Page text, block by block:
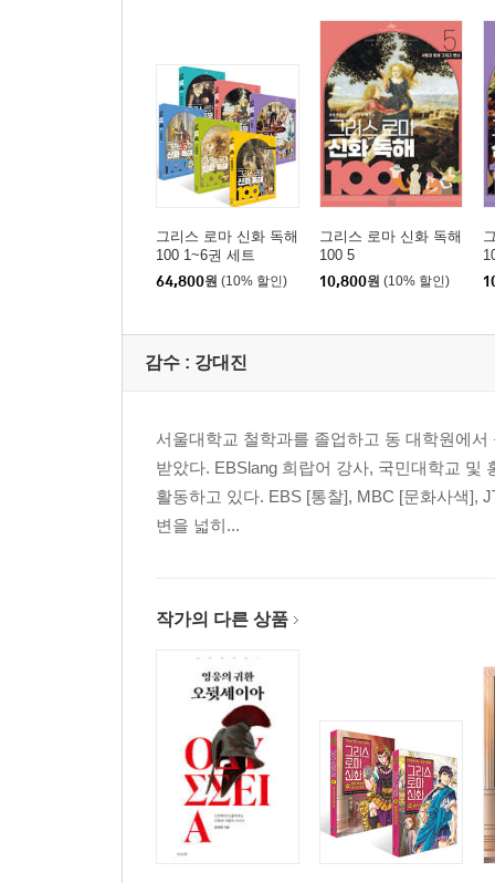
그리스 로마 신화 독해
100 1~6권 세트
64,800원 (10% 할인)
그리스 로마 신화 독해
100 5
10,800원 (10% 할인)
감수 : 강대진
서울대학교 철학과를 졸업하고 동 대학원에
받았다. EBSlang 희랍어 강사, 국민대학교 및
활동하고 있다. EBS [통찰], MBC [문화사색],
변을 넓히...
작가의 다른 상품